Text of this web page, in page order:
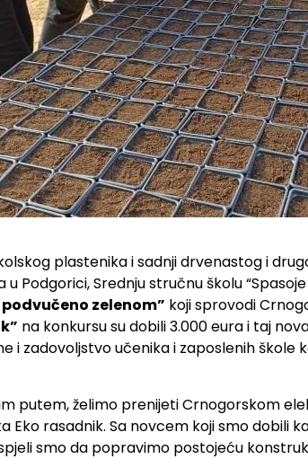
plastenika i sadnji drvenastog i
u Podgorici, Srednju stručnu školu
zelenom” koji sprovodi
na konkursu su dobili 3.000 eura i taj
i zadovoljstvo učenika i zaposlenih škole
putem, želimo prenijeti Crnogorskom
Eko rasadnik. Sa novcem koji smo dobili
smo da popravimo postojeću